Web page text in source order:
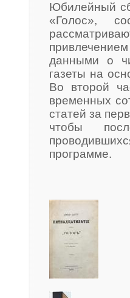
Юбилейный
«Голос»,
данными о
газеты на
Во второй
временных
статей за
чтобы
программе.